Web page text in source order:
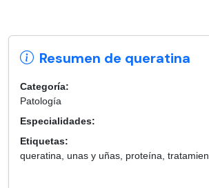
Resumen de queratina
Categoría:
Patología
Especialidades:
Etiquetas:
queratina, unas y uñas, proteína,